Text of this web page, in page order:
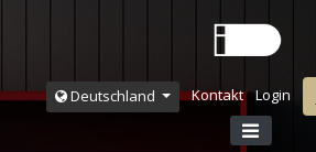
Deutschland Kontakt Login